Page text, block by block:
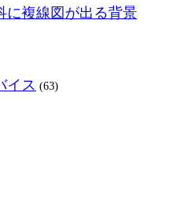
に複線図が出る背景
イス (63)